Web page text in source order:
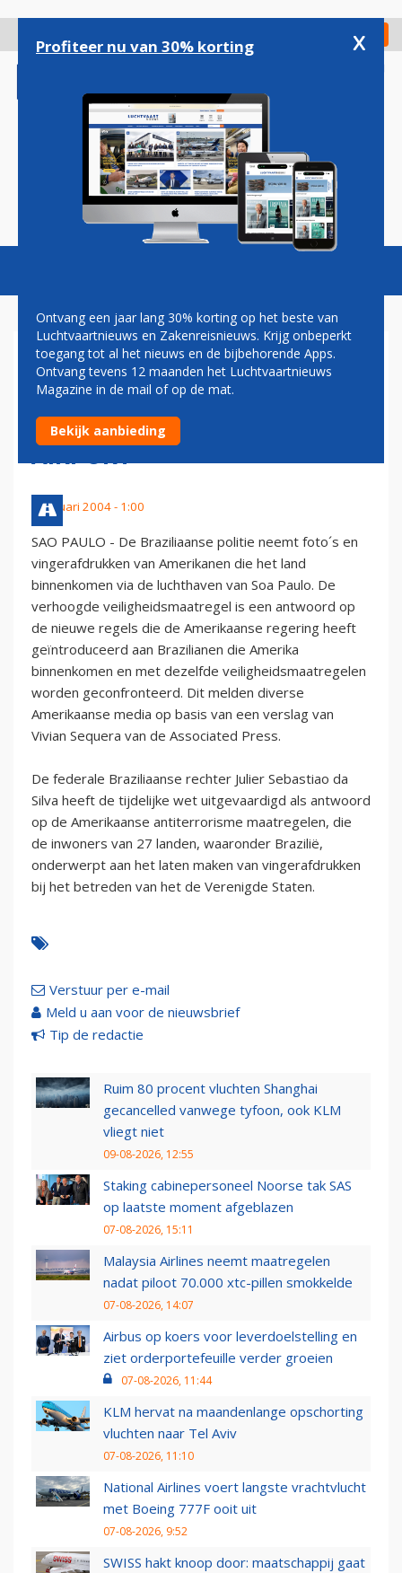
gaan
Check in
Magazine Podcasts Vacatures
AMERIKANEN MOETEN
VINGERAFDRUK LATEN
MAKEN OP SAO PAULO
AIRPORT
1 januari 2004 - 1:00
SAO PAULO - De Braziliaanse politie neemt foto´s en
vingerafdrukken van Amerikanen die het land
binnenkomen via de luchthaven van Soa Paulo. De
verhoogde veiligheidsmaatregel is een antwoord op
de nieuwe regels die de Amerikaanse regering heeft
geïntroduceerd aan Brazilianen die Amerika
binnenkomen en met dezelfde veiligheidsmaatregelen
worden geconfronteerd. Dit melden diverse
Amerikaanse media op basis van een verslag van
Vivian Sequera van de Associated Press.
De federale Braziliaanse rechter Julier Sebastiao da
Silva heeft de tijdelijke wet uitgevaardigd als antwoord
op de Amerikaanse antiterrorisme maatregelen, die
de inwoners van 27 landen, waaronder Brazilië,
onderwerpt aan het laten maken van vingerafdrukken
bij het betreden van het de Verenigde Staten.
Verstuur per e-mail
Meld u aan voor de nieuwsbrief
Tip de redactie
Ruim 80 procent vluchten Shanghai
gecancelled vanwege tyfoon, ook KLM
vliegt niet
09-08-2026, 12:55
Staking cabinepersoneel Noorse tak SAS
op laatste moment afgeblazen
07-08-2026, 15:11
Malaysia Airlines neemt maatregelen
nadat piloot 70.000 xtc-pillen smokkelde
07-08-2026, 14:07
Airbus op koers voor leverdoelstelling en
ziet orderportefeuille verder groeien
07-08-2026, 11:44
KLM hervat na maandenlange opschorting
vluchten naar Tel Aviv
07-08-2026, 11:10
National Airlines voert langste vrachtvlucht
met Boeing 777F ooit uit
07-08-2026, 9:52
SWISS hakt knoop door: maatschappij gaat
Profiteer nu van 30% korting x
Ontvang een jaar lang 30% korting op het beste van
Luchtvaartnieuws en Zakenreisnieuws. Krijg onbeperkt
toegang tot al het nieuws en de bijbehorende Apps.
Ontvang tevens 12 maanden het Luchtvaartnieuws
Magazine in de mail of op de mat.
Bekijk aanbieding